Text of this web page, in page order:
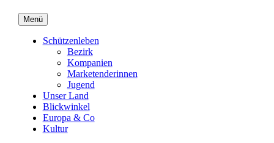
Menü
Schützenleben
Bezirk
Kompanien
Marketenderinnen
Jugend
Unser Land
Blickwinkel
Europa & Co
Kultur